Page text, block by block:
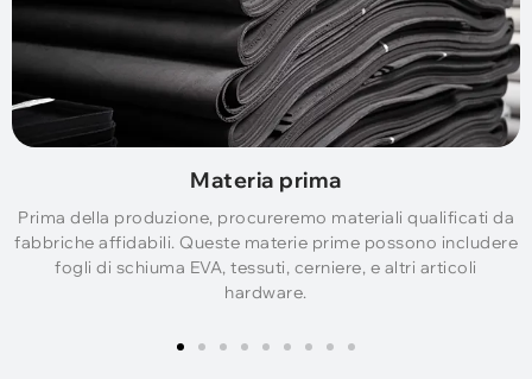
Materia prima
Prima della produzione, procureremo materiali qualificati da
fabbriche affidabili. Queste materie prime possono includere
fogli di schiuma EVA, tessuti, cerniere, e altri articoli
hardware.